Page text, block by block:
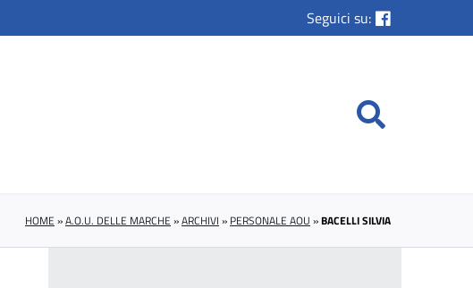
Seguici su:
HOME »A.O.U. DELLE MARCHE »ARCHIVI » PERSONALE AOU »BACELLI SILVIA